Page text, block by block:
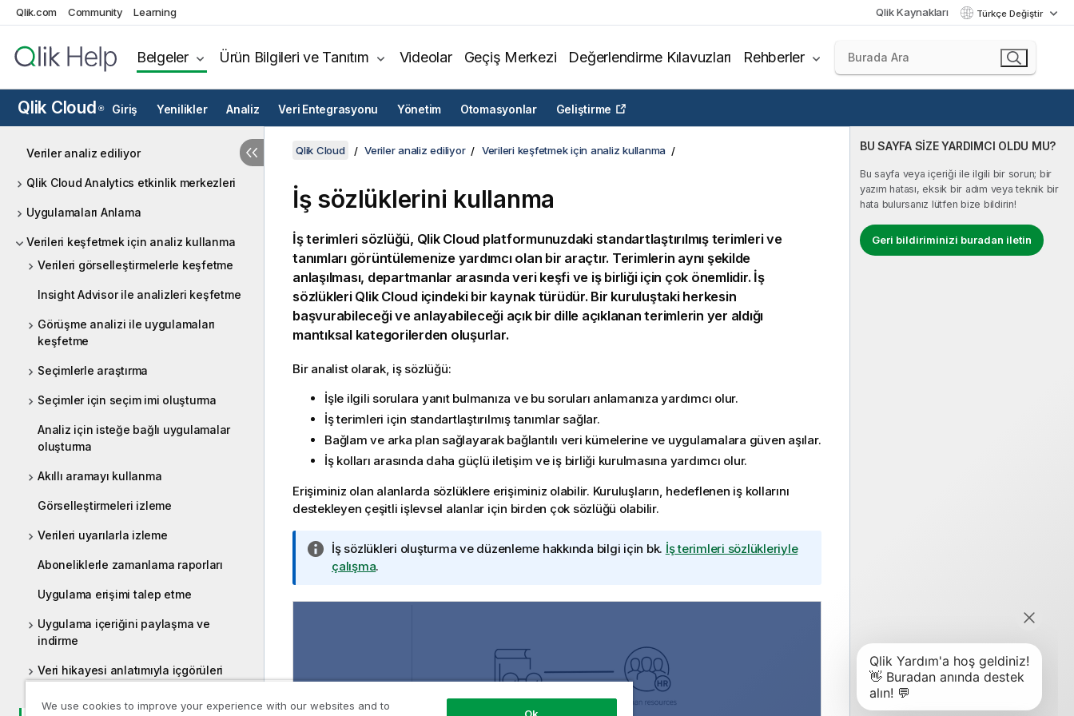
Qlik.com Community Learning Qlik Kaynakları Türkçe Değiştir
Belgeler Ürün Bilgileri ve Tanıtım Videolar Geçiş Merkezi Değerlendirme Kılavuzları Rehberler
Qlik Cloud ® Giriş Yenilikler Analiz Veri Entegrasyonu Yönetim Otomasyonlar Geliştirme
Veriler analiz ediliyor
Qlik Cloud Analytics etkinlik merkezleri
Uygulamaları Anlama
Verileri keşfetmek için analiz kullanma
Verileri görselleştirmelerle keşfetme
Insight Advisor ile analizleri keşfetme
Görüşme analizi ile uygulamaları
keşfetme
Seçimlerle araştırma
Seçimler için seçim imi oluşturma
Analiz için isteğe bağlı uygulamalar
oluşturma
Akıllı aramayı kullanma
Görselleştirmeleri izleme
Verileri uyarılarla izleme
Aboneliklerle zamanlama raporları
Uygulama erişimi talep etme
Uygulama içeriğini paylaşma ve
indirme
Veri hikayesi anlatımıyla içgörüleri
BU SAYFA SİZE YARDIMCI OLDU MU?
Bu sayfa veya içeriği ile ilgili bir sorun; bir
yazım hatası, eksik bir adım veya teknik bir
hata bulursanız lütfen bize bildirin!
Geri bildiriminizi buradan iletin
Qlik Cloud Veriler analiz ediliyor Verileri keşfetmek için analiz kullanma
İş sözlüklerini kullanma
İş terimleri sözlüğü, Qlik Cloud platformunuzdaki standartlaştırılmış terimleri ve
tanımları görüntülemenize yardımcı olan bir araçtır. Terimlerin aynı şekilde
anlaşılması, departmanlar arasında veri keşfi ve iş birliği için çok önemlidir. İş
sözlükleri Qlik Cloudiçindeki bir kaynak türüdür. Bir kuruluştaki herkesin
başvurabileceği ve anlayabileceği açık bir dille açıklanan terimlerin yer aldığı
mantıksal kategorilerden oluşurlar.
Bir analist olarak, iş sözlüğü:
İşle ilgili sorulara yanıt bulmanıza ve bu soruları anlamanıza yardımcı olur.
İş terimleri için standartlaştırılmış tanımlar sağlar.
Bağlam ve arka plan sağlayarak bağlantılı veri kümelerine ve uygulamalara güven aşılar.
İş kolları arasında daha güçlü iletişim ve iş birliği kurulmasına yardımcı olur.
Erişiminiz olan alanlarda sözlüklere erişiminiz olabilir. Kuruluşların, hedeflenen iş kollarını
destekleyen çeşitli işlevsel alanlar için birden çok sözlüğü olabilir.
B
i
g
İş sözlükleri oluşturma ve düzenleme hakkında bilgi için bk. İş terimleri sözlükleriyle
çalışma.
We use cookies to improve your experience with our websites and to